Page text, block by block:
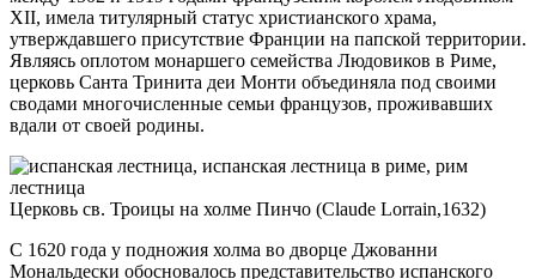
XII, имела титулярный статус христианского храма,
утверждавшего присутствие Франции на папской территории.
Являясь оплотом монаршего семейства Людовиков в Риме,
церковь Санта Тринита деи Монти объединяла под своими
сводами многочисленные семьи французов, проживавших
вдали от своей родины.
Церковь св. Троицы на холме Пинчо (Claude Lorrain,1632)
С 1620 года у подножия холма во дворце Джованни
Мональдески обосновалось представительство испанского